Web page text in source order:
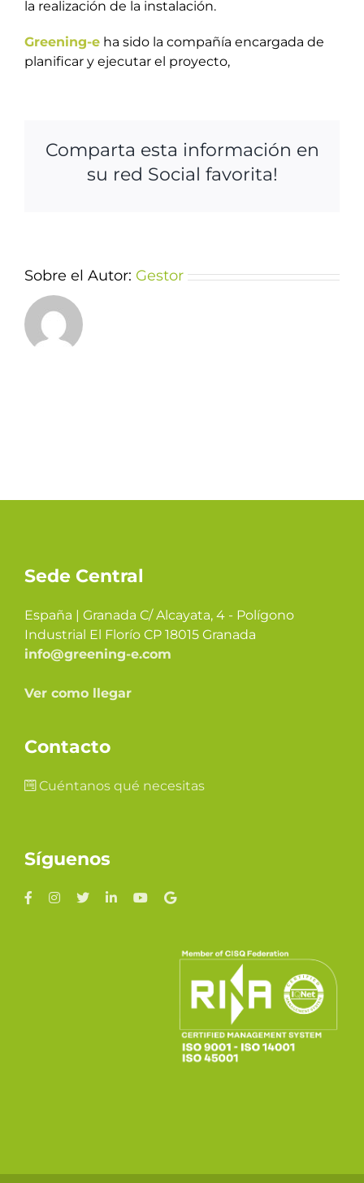
la realización de la instalación.
Greening-e ha sido la compañía encargada de
planificar y ejecutar el proyecto,
Comparta esta información en
su red Social favorita!
Sobre el Autor: Gestor
Sede Central
España | Granada C/ Alcayata, 4 - Polígono
Industrial El Florío CP 18015 Granada
info@greening-e.com
Ver como llegar
Contacto
Cuéntanos qué necesitas
Síguenos